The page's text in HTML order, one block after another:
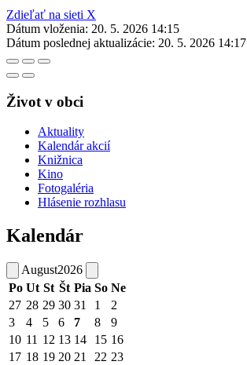
Zdieľať na sieti X
Dátum vloženia: 20. 5. 2026 14:15
Dátum poslednej aktualizácie: 20. 5. 2026 14:17
Život v obci
Aktuality
Kalendár akcií
Knižnica
Kino
Fotogaléria
Hlásenie rozhlasu
Kalendár
August2026
Po Ut St Št Pia So Ne
27 28 29 30 31 1
2
3
4 5 6 7 8
9
10 11 12 13 14 15 16
17 18 19 20 21 22 23